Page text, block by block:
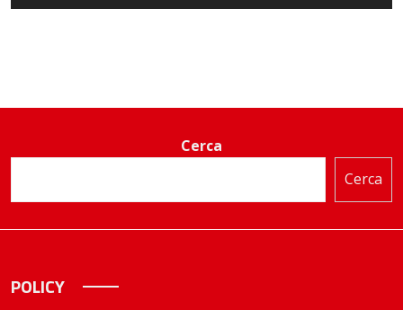
Cerca
Cerca
POLICY